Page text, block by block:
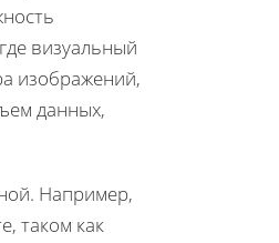
визуальный
изображений,
данных,
Например,
таком как